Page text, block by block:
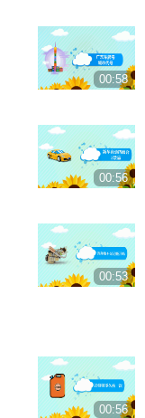
00:58
00:56
00:53
00:56